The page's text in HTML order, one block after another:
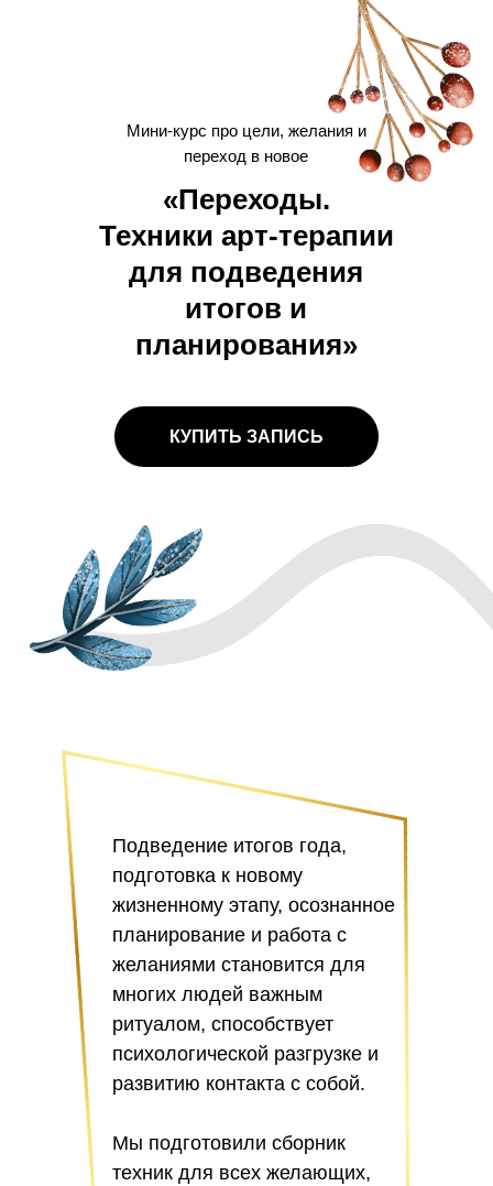
Мини-курс про цели, желания и
переход в новое
КУПИТЬ ЗАПИСЬ
«Переходы.
Техники арт-терапии
для подведения
итогов и
планирования»
Подведение итогов года,
подготовка к новому
жизненному этапу, осознанное
планирование и работа с
желаниями становится для
многих людей важным
ритуалом, способствует
психологической разгрузке и
развитию контакта с собой.
Мы подготовили сборник
техник для всех желающих,